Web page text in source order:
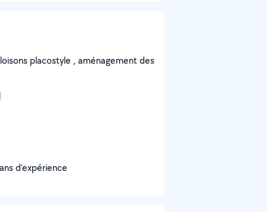
placostyle , aménagement des
d'expérience